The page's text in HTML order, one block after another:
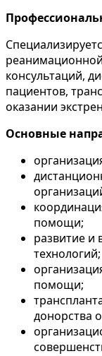
консультаций,
пациентов,
оказании
Основные
помощи;
развитие и
технологий;
помощи;
донорства